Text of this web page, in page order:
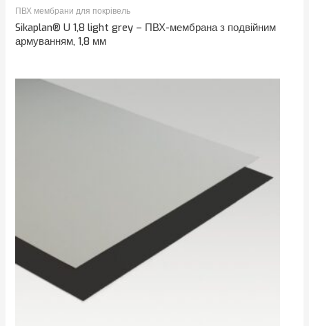
ПВХ мембрани для покрівель
Sikaplan® U 1,8 light grey – ПВХ-мембрана з подвійним
армуванням, 1,8 мм